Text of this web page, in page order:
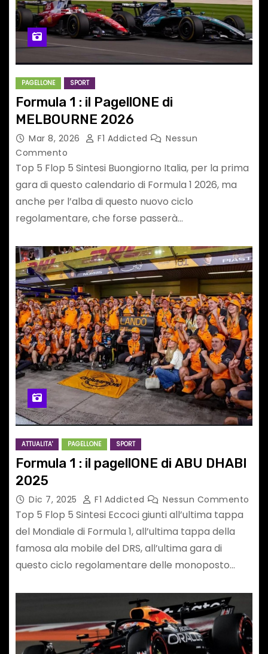
PAGELLONE SPORT
Formula 1 : il PagellONE di
MELBOURNE 2026
Mar 8, 2026 F1 Addicted
Nessun
Commento
Top 5 Flop 5 Sintesi Buongiorno Italia, per la prima
gara di questo calendario di Formula 1 2026, ma
anche per l’alba di questo nuovo ciclo
regolamentare, che forse passerà…
ATTUALITA' PAGELLONE SPORT
Formula 1 : il pagellONE di ABU DHABI
2025
Dic 7, 2025 F1 Addicted Nessun Commento
Top 5 Flop 5 Sintesi Eccoci giunti all’ultima tappa
del Mondiale di Formula 1, all’ultima tappa della
famosa ala mobile del DRS, all’ultima gara di
questo ciclo regolamentare delle monoposto…